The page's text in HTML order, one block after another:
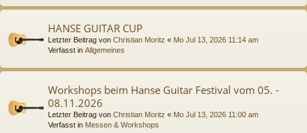
HANSE GUITAR CUP
Letzter Beitrag von Christian Moritz « Mo Jul 13, 2026 11:14 am
Verfasst in Allgemeines
Workshops beim Hanse Guitar Festival vom 05. -
08.11.2026
Letzter Beitrag von Christian Moritz « Mo Jul 13, 2026 11:00 am
Verfasst in Messen & Workshops